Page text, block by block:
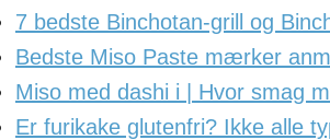
7 bedste Binchotan-grill og
Bedste Miso Paste mærker
Miso med dashi i | Hvor smag
Er furikake glutenfri? Ikke alle